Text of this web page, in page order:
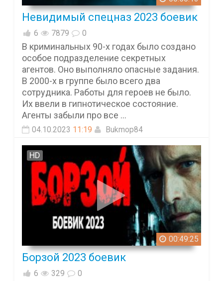
Невидимый спецназ 2023 боевик
6 7879 0
В криминальных 90-х годах было создано
особое подразделение секретных
агентов. Оно выполняло опасные задания.
В 2000-х в группе было всего два
сотрудника. Работы для героев не было.
Их ввели в гипнотическое состояние.
Агенты забыли про все ...
04.10.2023 11:19 Bukmop84
00:49:25
HD
Борзой 2023 боевик
6 329 0